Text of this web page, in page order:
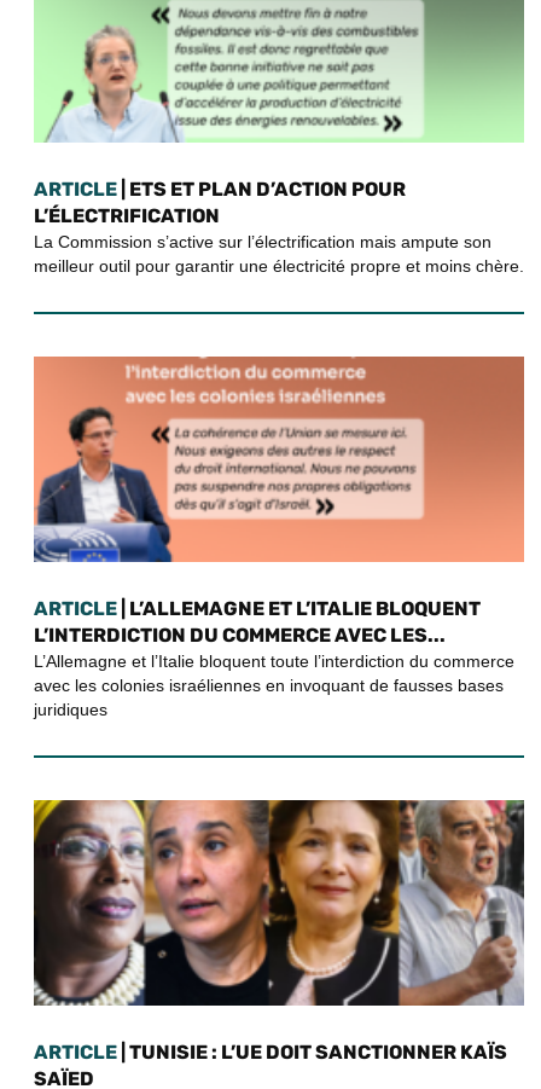
ARTICLE | ETS ET PLAN D’ACTION POUR
L’ÉLECTRIFICATION
La Commission s’active sur l’électrification mais ampute son
meilleur outil pour garantir une électricité propre et moins chère.
ARTICLE | L’ALLEMAGNE ET L’ITALIE BLOQUENT
L’INTERDICTION DU COMMERCE AVEC LES...
L’Allemagne et l’Italie bloquent toute l’interdiction du commerce
avec les colonies israéliennes en invoquant de fausses bases
juridiques
ARTICLE | TUNISIE : L’UE DOIT SANCTIONNER KAÏS
SAÏED